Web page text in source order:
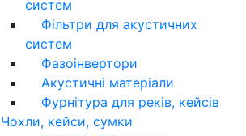
систем
Фільтри для акустичних
систем
Фазоінвертори
Акустичні матеріали
Фурнітура для реків, кейсів
Чохли, кейси, сумки